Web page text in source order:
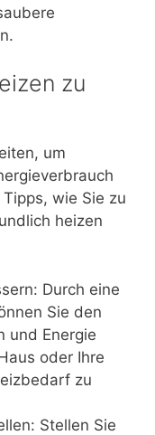
zu
um
wie Sie zu
heizen
Durch eine
Sie den
und Energie
oder Ihre
zu
Stellen Sie